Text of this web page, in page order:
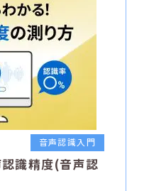
音声認識入門
識精度(音声認